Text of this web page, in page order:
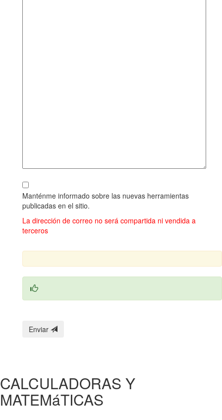
Manténme informado sobre las nuevas herramientas
publicadas en el sitio.
La dirección de correo no será compartida ni vendida a
terceros
Enviar
CALCULADORAS Y
MATEMáTICAS